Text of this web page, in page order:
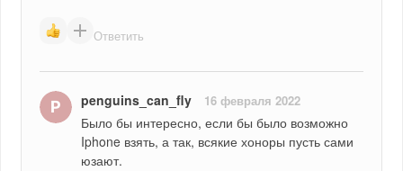
Ответить
penguins_can_fly 16 февраля 2022
Было бы интересно, если бы было возможно
Iphone взять, а так, всякие хоноры пусть сами
юзают.